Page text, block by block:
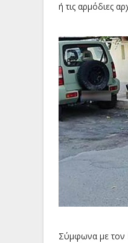
ή τις αρμόδιες
Σύμφωνα με τον